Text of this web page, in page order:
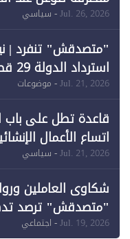
خرق الحدود
Jul. 26, 2026- سياسي
"متصدقش" تنفرد |
وقبول طعن الحكومة
Jul. 21, 2026- موضوعات
قاعدة تطل على
اتساع الأعمال
Jul. 21, 2026- سياسي
شكاوى العاملين
"متصدقش" ترصد
للإعلام"
Jul. 19, 2026- اجتماعي